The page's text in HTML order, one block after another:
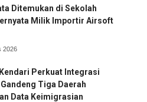
Ditemukan di Sekolah
Milik Importir Airsoft
2026
Perkuat Integrasi
Gandeng Tiga Daerah
Data Keimigrasian